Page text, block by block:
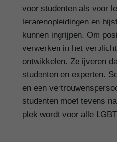
voor studenten als voor
lerarenopleidingen en
kunnen ingrijpen. Om
verwerken in het
ontwikkelen. Ze ijveren
studenten en experten.
en een
studenten moet tevens
plek wordt voor alle